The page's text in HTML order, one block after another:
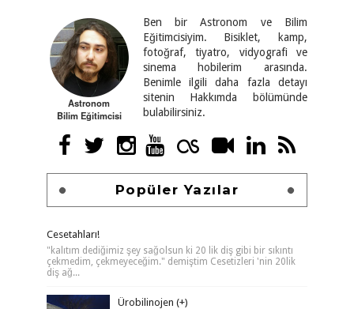
Astronom
Bilim Eğitimcisi
Ben bir Astronom ve Bilim
Eğitimcisiyim. Bisiklet, kamp,
fotoğraf, tiyatro, vidyografi ve
sinema hobilerim arasında.
Benimle ilgili daha fazla detayı
sitenin Hakkımda bölümünde
bulabilirsiniz.
Popüler Yazılar
Cesetahları!
"kalıtım dediğimiz şey sağolsun ki 20 lik diş gibi bir sıkıntı
çekmedim, çekmeyeceğim." demiştim Cesetizleri 'nin 20lik
diş ağ...
Ürobilinojen (+)